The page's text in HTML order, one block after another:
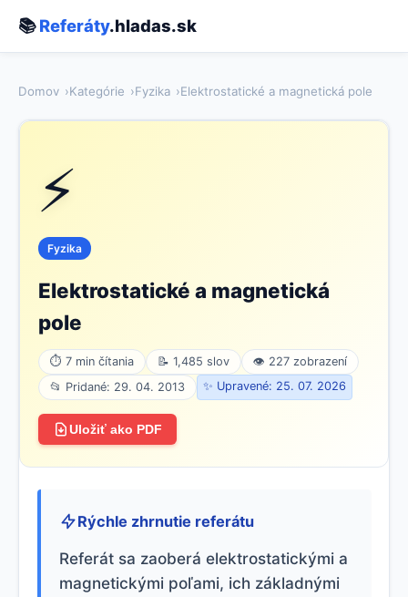
📚Referáty.hladas.sk
Domov Kategórie Fyzika Elektrostatické a magnetická pole
⚡
Fyzika
Elektrostatické a magnetická
pole
⏱ 7 min čítania 📝 1,485 slov
👁 227 zobrazení
📂 Pridané: 29. 04. 2013
✨ Upravené: 25. 07. 2026
Uložiť ako PDF
Rýchle zhrnutie referátu
Referát sa zaoberá elektrostatickými a
magnetickými poľami, ich základnými